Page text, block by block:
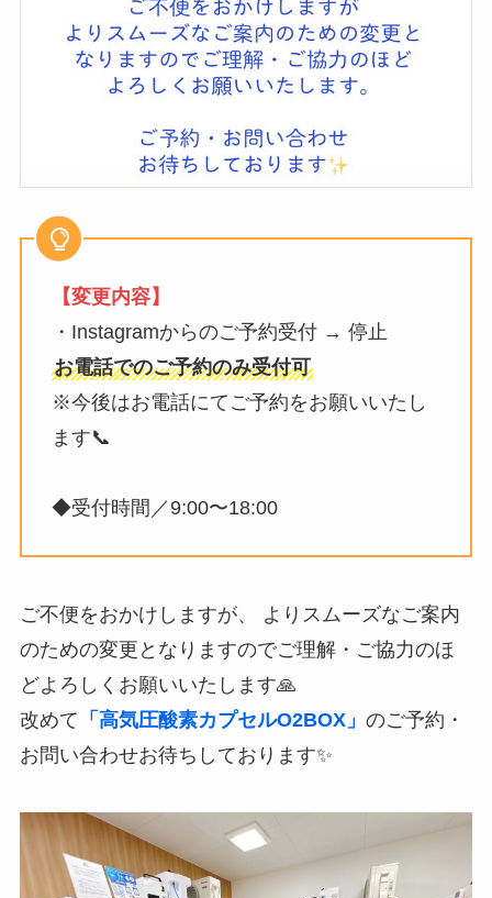
【変更内容】
・Instagramからのご予約受付 → 停止
お電話でのご予約のみ受付可
※今後はお電話にてご予約をお願いいたし
ます📞
◆受付時間／9:00〜18:00
ご不便をおかけしますが、 よりスムーズなご案内
のための変更となりますのでご理解・ご協力のほ
どよろしくお願いいたします🙏
改めて 「高気圧酸素カプセルO2BOX」 のご予約・
お問い合わせお待ちしております✨